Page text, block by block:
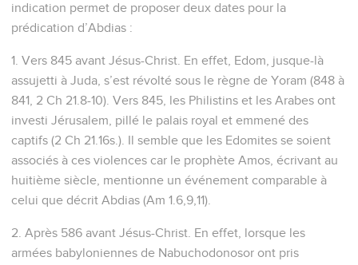
indication permet de proposer deux dates pour la
prédication d’Abdias :
1. Vers 845 avant Jésus-Christ. En effet, Edom, jusque-là
assujetti à Juda, s’est révolté sous le règne de Yoram (848 à
841, 2 Ch 21.8-10). Vers 845, les Philistins et les Arabes ont
investi Jérusalem, pillé le palais royal et emmené des
captifs (2 Ch 21.16s.). Il semble que les Edomites se soient
associés à ces violences car le prophète Amos, écrivant au
huitième siècle, mentionne un événement comparable à
celui que décrit Abdias (Am 1.6,9,11).
2. Après 586 avant Jésus-Christ. En effet, lorsque les
armées babyloniennes de Nabuchodonosor ont pris